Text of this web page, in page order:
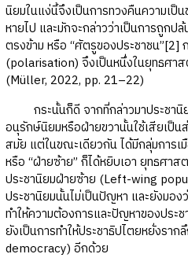
นิยมในแง่นี้จึงเป็นการทวงคืนความเป็
หายไป และมักจะกล่าวว่าเป็นการถูกป
ตรงข้าม หรือ “ศัตรูของประชาชน”[2]
(polarisation) จึงเป็นหนึ่งในยุทธศา
(Müller, 2022, pp. 21–22)
กระนั้นก็ดี จากที่กล่าวมาประชานิ
อนุรักษ์นิยมหรือฝ่ายขวานั้นใช้เสียเป็น
สมัย แต่ในขณะเดียวกัน ได้มีกลุ่มการเ
หรือ “ฝ่ายซ้าย” ก็ได้หยิบเอา ยุทธศาส
ประชานิยมฝ่ายซ้าย (Left-wing
ประชานิยมนั้นไม่เป็นปัญหา และยังมอง
ทำให้ความต้องการและปัญหาของประ
ยังเป็นการทำให้ประชาธิปไตยหยั่งรา
democracy) อีกด้วย